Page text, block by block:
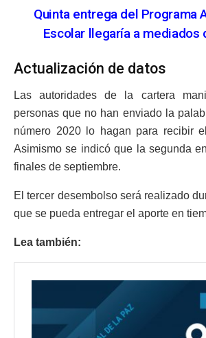
Quinta entrega del Programa
Escolar llegaría a mediados
Actualización de datos
Las autoridades de la cartera
personas que no han enviado la
número 2020 lo hagan para recibir
Asimismo se indicó que la segunda
finales de septiembre.
El tercer desembolso será realizado
que se pueda entregar el aporte en
Lea también: